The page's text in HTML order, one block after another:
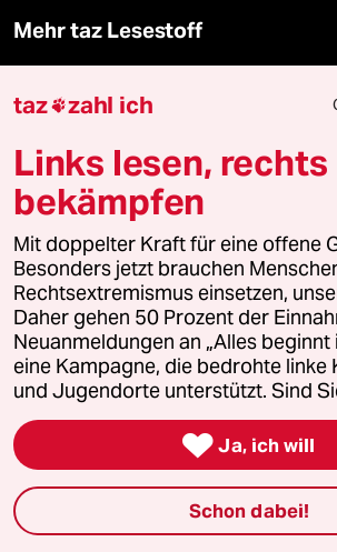
Mehr taz Lesestoff
taz Blogs
taz FUTURZWEI
Le Monde diplomatique
taz Archiv
Mehr taz Angebote
Reisen
Kantine
taz zahl ich
Links lesen, rechts
bekämpfen
Mit doppelter Kraft für eine offene
Besonders jetzt brauchen
Rechtsextremismus einsetzen,
Daher gehen 50 Prozent der
Neuanmeldungen an „Alles beginnt
eine Kampagne, die bedrohte linke
und Jugendorte unterstützt. Sind
 Ja, ich will
Schon dabei!